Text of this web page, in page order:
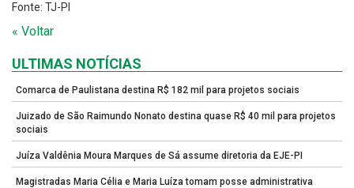
Fonte: TJ-PI
« Voltar
ULTIMAS NOTÍCIAS
Comarca de Paulistana destina R$ 182 mil para projetos sociais
Juizado de São Raimundo Nonato destina quase R$ 40 mil para projetos
sociais
Juíza Valdênia Moura Marques de Sá assume diretoria da EJE-PI
Magistradas Maria Célia e Maria Luíza tomam posse administrativa